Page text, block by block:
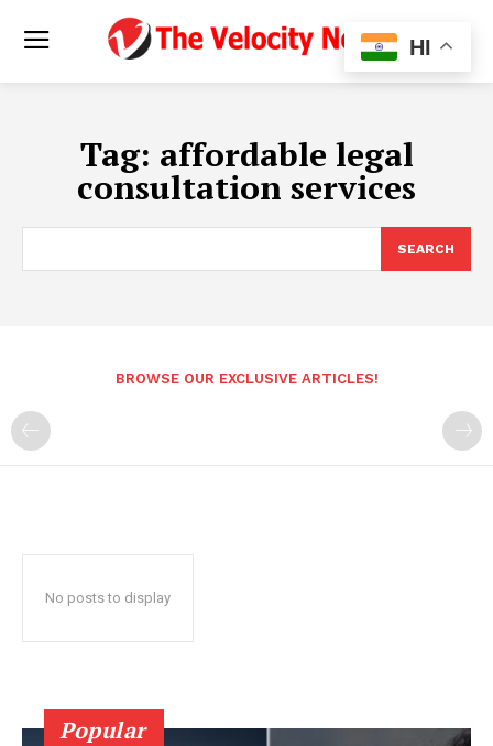
Tag: affordable legal
consultation services
SEARCH
BROWSE OUR EXCLUSIVE ARTICLES!
No posts to display
Popular
HI